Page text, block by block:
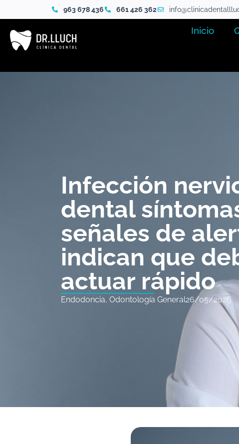
963 678 436 661 426 362
Inicio
Infección
dental
señales de
indican que
actuar rápido
Endodoncia, Odontología General26/05/2026